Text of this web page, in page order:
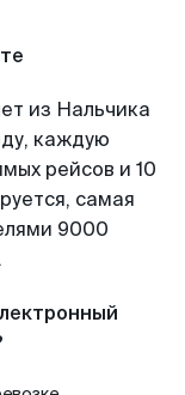
из Нальчика
каждую
рейсов и 10
самая
9000